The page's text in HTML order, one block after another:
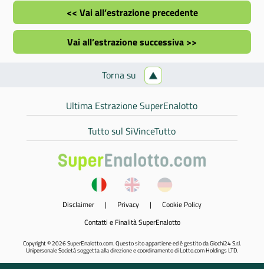
<< Vai all’estrazione precedente
Vai all’estrazione successiva >>
Torna su
Ultima Estrazione SuperEnalotto
Tutto sul SiVinceTutto
Disclaimer | Privacy | Cookie Policy
Contatti e Finalità SuperEnalotto
Copyright © 2026 SuperEnalotto.com. Questo sito appartiene ed è gestito da Giochi24 S.r.l.
Unipersonale Società soggetta alla direzione e coordinamento di Lotto.com Holdings LTD.